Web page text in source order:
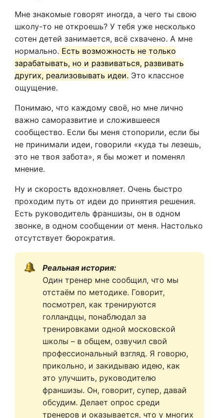
Мне знакомые говорят иногда, а чего ты свою
школу-то не откроешь? У тебя уже несколько
сотен детей занимается, всё схвачено. А мне
нормально. Есть возможность не только
зарабатывать, но и развиваться, развивать
других, реализовывать идеи. Это классное
ощущение.
Понимаю, что каждому своё, но мне лично
важно саморазвитие и сложившееся
сообщество. Если бы меня стопорили, если бы
не принимали идеи, говорили «куда ты лезешь,
это не твоя забота», я бы может и поменял
мнение.
Ну и скорость вдохновляет. Очень быстро
проходим путь от идеи до принятия решения.
Есть руководитель франшизы, он в одном
звонке, в одном сообщении от меня. Настолько
отсутствует бюрократия.
Реальная история:
Один тренер мне сообщил, что мы
отстаём по методике. Говорит,
посмотрел, как тренируются
голландцы, понаблюдал за
тренировками одной московской
школы – в общем, озвучил свой
профессиональный взгляд. Я говорю,
прикольно, и закидываю идею, как
это улучшить, руководителю
франшизы. Он, говорит, супер, давай
обсудим. Делает опрос среди
тренеров и оказывается, что у многих